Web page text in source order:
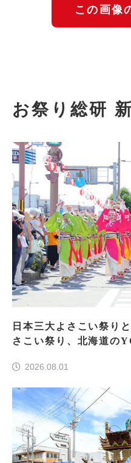
この画像
お祭り総研
日本三大よさこい祭り
さこい祭り、北海道の
2026.08.01